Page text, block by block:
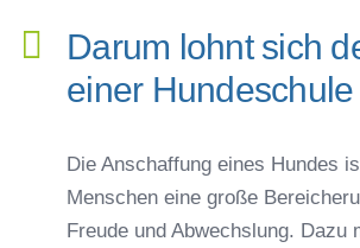
Darum lohnt sich
einer Hundeschule
Die Anschaffung eines Hundes
Menschen eine große
Freude und Abwechslung. Dazu